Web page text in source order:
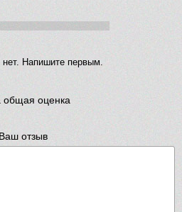
Напишите первым.
общая оценка
Ваш отзыв